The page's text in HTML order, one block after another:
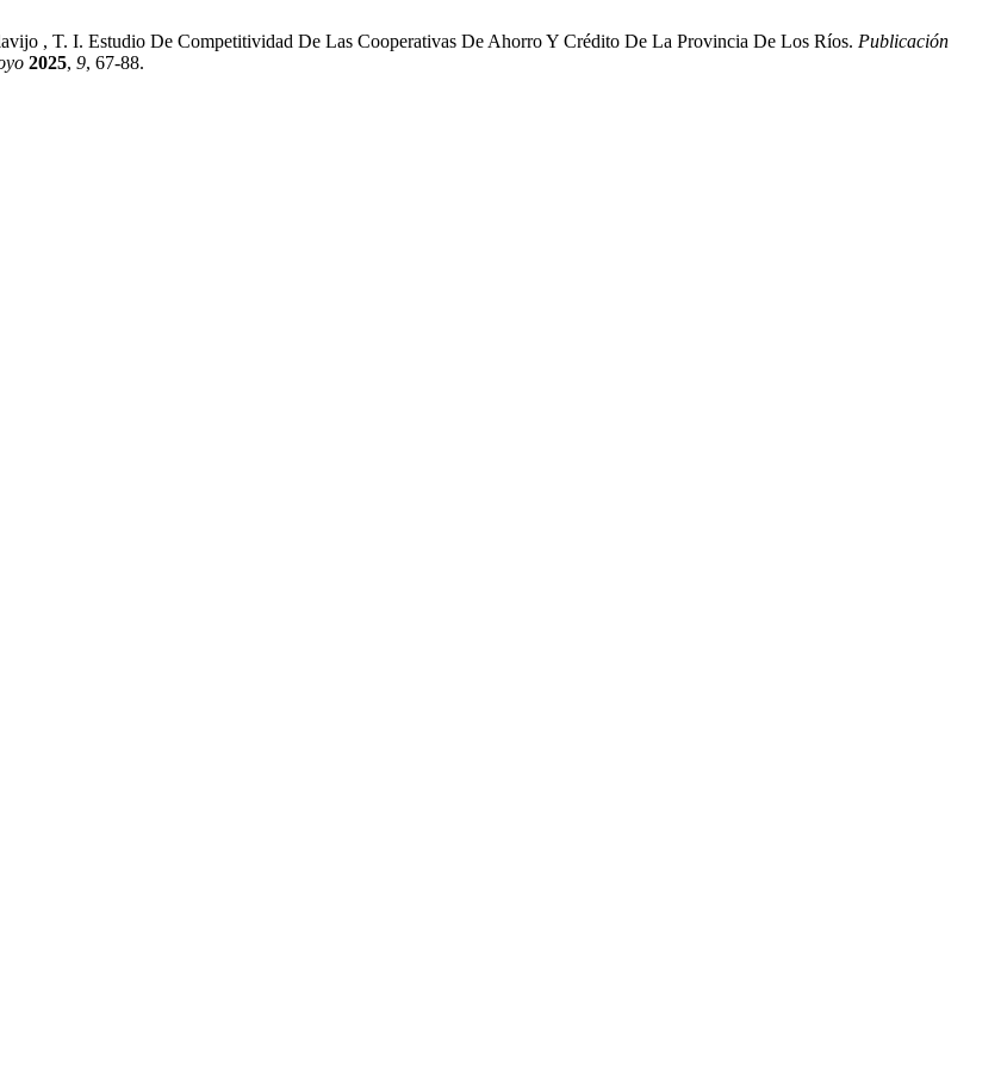
, T. I. Estudio De Competitividad De Las Cooperativas De Ahorro Y Crédito De La Provincia De Los Ríos. Publicación
2025, 9, 67-88.